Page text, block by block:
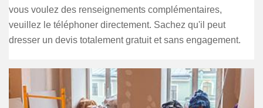
vous voulez des renseignements complémentaires,
veuillez le téléphoner directement. Sachez qu'il peut
dresser un devis totalement gratuit et sans engagement.